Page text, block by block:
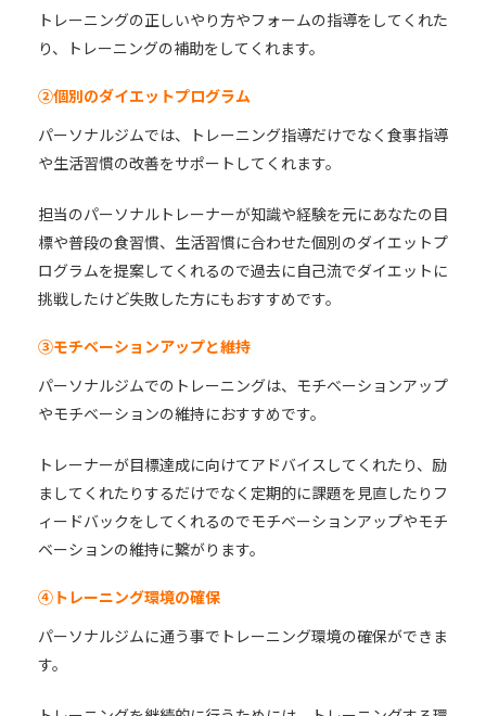
トレーニングの正しいやり方やフォームの指導をしてくれた
り、トレーニングの補助をしてくれます。
②個別のダイエットプログラム
パーソナルジムでは、トレーニング指導だけでなく食事指導
や生活習慣の改善をサポートしてくれます。
担当のパーソナルトレーナーが知識や経験を元にあなたの目
標や普段の食習慣、生活習慣に合わせた個別のダイエットプ
ログラムを提案してくれるので過去に自己流でダイエットに
挑戦したけど失敗した方にもおすすめです。
③モチベーションアップと維持
パーソナルジムでのトレーニングは、モチベーションアップ
やモチベーションの維持におすすめです。
トレーナーが目標達成に向けてアドバイスしてくれたり、励
ましてくれたりするだけでなく定期的に課題を見直したりフ
ィードバックをしてくれるのでモチベーションアップやモチ
ベーションの維持に繋がります。
④トレーニング環境の確保
パーソナルジムに通う事でトレーニング環境の確保ができま
す。